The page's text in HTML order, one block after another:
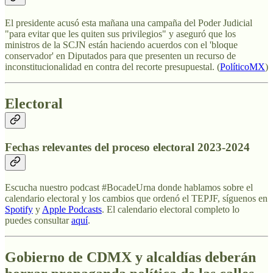
El presidente acusó esta mañana una campaña del Poder Judicial
"para evitar que les quiten sus privilegios" y aseguró que los
ministros de la SCJN están haciendo acuerdos con el 'bloque
conservador' en Diputados para que presenten un recurso de
inconstitucionalidad en contra del recorte presupuestal. (PolíticoMX)
Electoral
Fechas relevantes del proceso electoral 2023-2024
Escucha nuestro podcast #BocadeUrna donde hablamos sobre el
calendario electoral y los cambios que ordenó el TEPJF, síguenos en
Spotify y Apple Podcasts. El calendario electoral completo lo
puedes consultaraquí.
Gobierno de CDMX y alcaldías deberán